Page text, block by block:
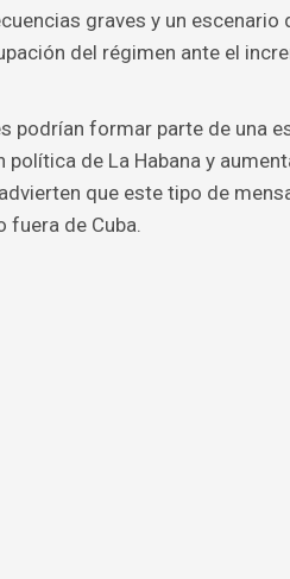
graves y un escenario
del régimen ante el
podrían formar parte de una
de La Habana y
que este tipo de
de Cuba.